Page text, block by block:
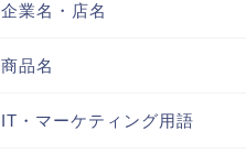
企業名・店名
商品名
IT・マーケティング用語